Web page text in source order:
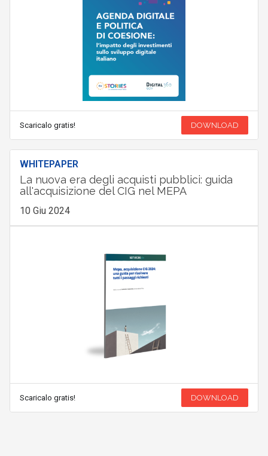
Scaricalo gratis! DOWNLOAD
WHITEPAPER
La nuova era degli acquisti pubblici: guida
all'acquisizione del CIG nel MEPA
10 Giu 2024
Scaricalo gratis! DOWNLOAD